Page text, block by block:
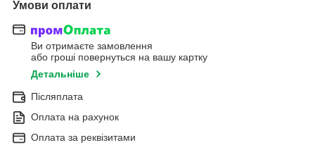
Умови оплати
Ви отримаєте замовлення
або гроші повернуться на вашу картку
Детальніше
Післяплата
Оплата на рахунок
Оплата за реквізитами